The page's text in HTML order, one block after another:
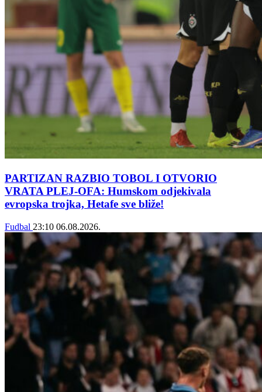
PARTIZAN RAZBIO TOBOL I OTVORIO
VRATA PLEJ-OFA: Humskom odjekivala
evropska trojka, Hetafe sve bliže!
Fudbal 23:10 06.08.2026.